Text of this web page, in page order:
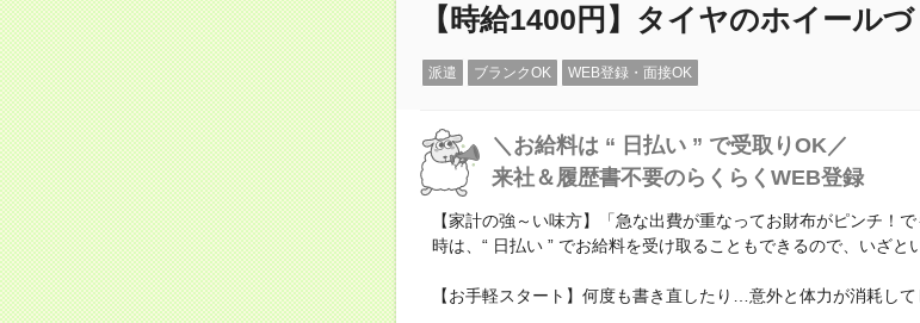
【時給1400円】タイヤのホイール
派遣 ブランクOK WEB登録・面接OK
＼お給料は “ 日払い ” で受取りOK／
来社＆履歴書不要のらくらくWEB登録
【家計の強～い味方】「急な出費が重なってお財布がピンチ
時は、“ 日払い ” でお給料を受け取ることもできるので、いざと
【お手軽スタート】何度も書き直したり…意外と体力が消耗し